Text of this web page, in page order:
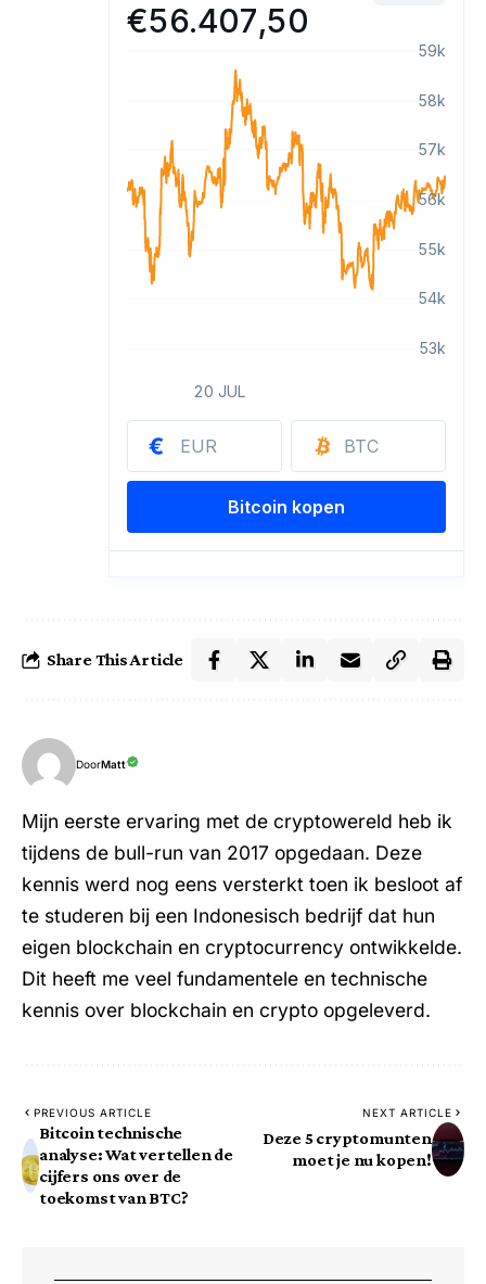
Share This Article
DoorMatt
Mijn eerste ervaring met de cryptowereld heb ik
tijdens de bull-run van 2017 opgedaan. Deze
kennis werd nog eens versterkt toen ik besloot af
te studeren bij een Indonesisch bedrijf dat hun
eigen blockchain en cryptocurrency ontwikkelde.
Dit heeft me veel fundamentele en technische
kennis over blockchain en crypto opgeleverd.
PREVIOUS ARTICLE
Bitcoin technische
analyse: Wat vertellen de
cijfers ons over de
toekomst van BTC?
NEXT ARTICLE
Deze 5 cryptomunten
moet je nu kopen!